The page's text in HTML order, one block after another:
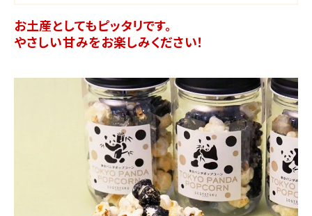
お土産としてもピッタリです。
やさしい甘みをお楽しみください！